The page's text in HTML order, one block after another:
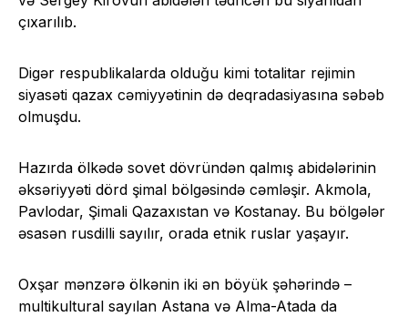
çıxarılıb.
Digər respublikalarda olduğu kimi totalitar rejimin
siyasəti qazax cəmiyyətinin də deqradasiyasına səbəb
olmuşdu.
Hazırda ölkədə sovet dövründən qalmış abidələrinin
əksəriyyəti dörd şimal bölgəsində cəmləşir. Akmola,
Pavlodar, Şimali Qazaxıstan və Kostanay. Bu bölgələr
əsasən rusdilli sayılır, orada etnik ruslar yaşayır.
Oxşar mənzərə ölkənin iki ən böyük şəhərində –
multikultural sayılan Astana və Alma-Atada da